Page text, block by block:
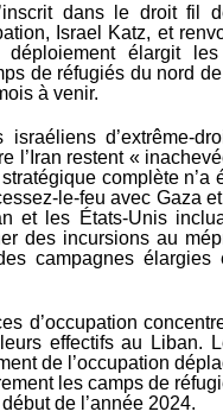
dans le droit fil
Israel Katz, et
élargit
de réfugiés du nord
à venir.
d’extrême-
l’Iran restent «
complète n’a
le-feu avec Gaza
et les États-Unis
des incursions au
campagnes élargies
d’occupation
effectifs au Liban.
de l’occupation
les camps de
de l’année 2024.